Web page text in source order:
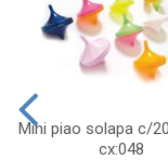
Mini piao solapa c/
cx:048